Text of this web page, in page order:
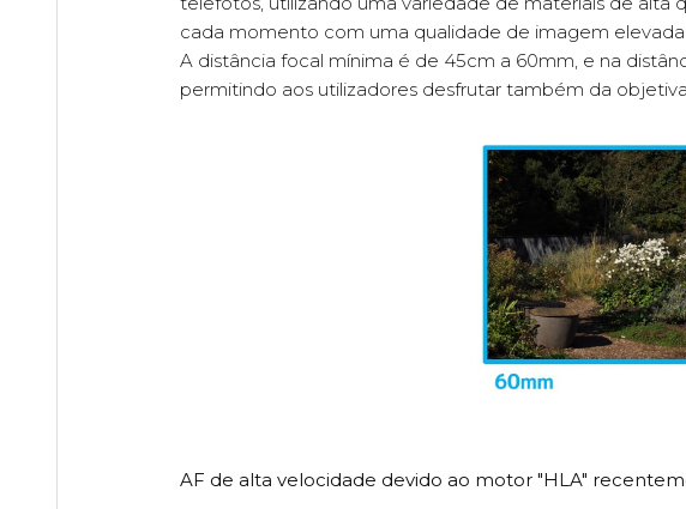
cada momento com uma qualidade de imagem
A distância focal mínima é de 45cm a 60mm, e na
permitindo aos utilizadores desfrutar também da
AF de alta velocidade devido ao motor "HLA"